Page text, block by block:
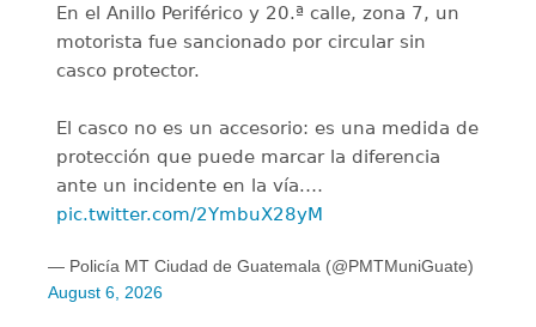
En el Anillo Periférico y 20.ª calle, zona 7, un
motorista fue sancionado por circular sin
casco protector.
El casco no es un accesorio: es una medida de
protección que puede marcar la diferencia
ante un incidente en la vía.…
pic.twitter.com/2YmbuX28yM
— Policía MT Ciudad de Guatemala (@PMTMuniGuate)
August 6, 2026